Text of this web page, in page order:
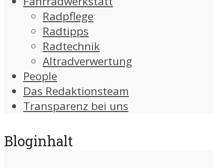
Radpflege
Radtipps
Radtechnik
Altradverwertung
People
Das Redaktionsteam
Transparenz bei uns
Bloginhalt